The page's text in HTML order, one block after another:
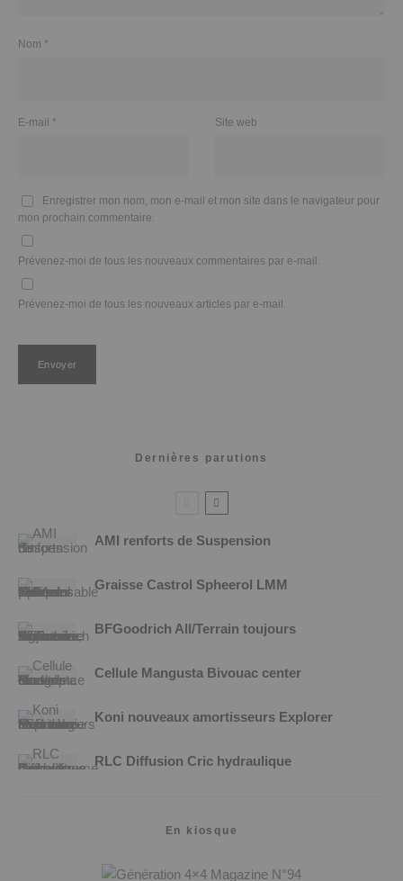
Nom *
E-mail * Site web
Enregistrer mon nom, mon e-mail et mon site dans le navigateur pour
mon prochain commentaire.
Prévenez-moi de tous les nouveaux commentaires par e-mail.
Prévenez-moi de tous les nouveaux articles par e-mail.
Dernières parutions
AMI renforts de Suspension
Graisse Castrol Spheerol LMM
BFGoodrich All/Terrain toujours
Cellule Mangusta Bivouac center
Koni nouveaux amortisseurs Explorer
RLC Diffusion Cric hydraulique
En kiosque